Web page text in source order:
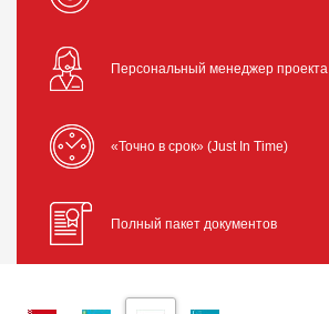
Персональный менеджер проекта
«Точно в срок» (Just In Time)
Полный пакет документов